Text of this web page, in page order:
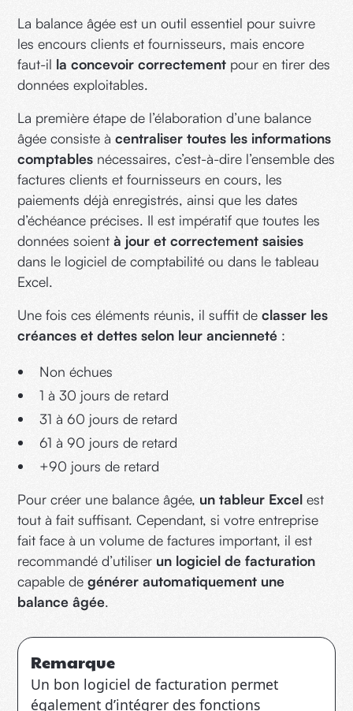
La balance âgée est un outil essentiel pour suivre
les encours clients et fournisseurs, mais encore
faut-il la concevoir correctement pour en tirer des
données exploitables.
La première étape de l’élaboration d’une balance
âgée consiste àcentraliser toutes les informations
comptables nécessaires, c’est-à-dire l’ensemble des
factures clients et fournisseurs en cours, les
paiements déjà enregistrés, ainsi que les dates
d’échéance précises. Il est impératif que toutes les
données soientà jour et correctement saisies
dans le logiciel de comptabilité ou dans le tableau
Excel.
Une fois ces éléments réunis, il suffit declasser les
créances et dettes selon leur ancienneté :
Non échues
1 à 30 jours de retard
31 à 60 jours de retard
61 à 90 jours de retard
+90 jours de retard
Pour créer une balance âgée, un tableur Excelest
tout à fait suffisant. Cependant, si votre entreprise
fait face à un volume de factures important, il est
recommandé d’utiliser un logiciel de facturation
capable degénérer automatiquement une
balance âgée.
Remarque
Un bon logiciel de facturation permet
également d’intégrer des fonctions